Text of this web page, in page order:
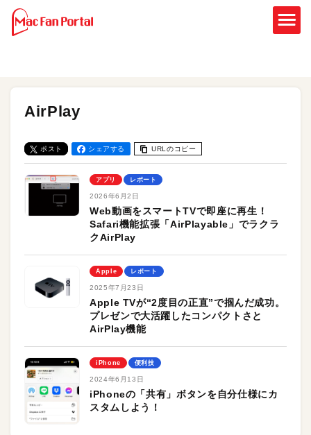
AirPlay
ポスト シェアする URLのコピー
アプリ レポート
2026年6月2日
Web動画をスマートTVで即座に再生！
Safari機能拡張「AirPlayable」でラクラ
クAirPlay
Apple レポート
2025年7月23日
Apple TVが“2度目の正直”で掴んだ成功。
プレゼンで大活躍したコンパクトさと
AirPlay機能
iPhone 便利技
2024年6月13日
iPhoneの「共有」ボタンを自分仕様にカ
スタムしよう！